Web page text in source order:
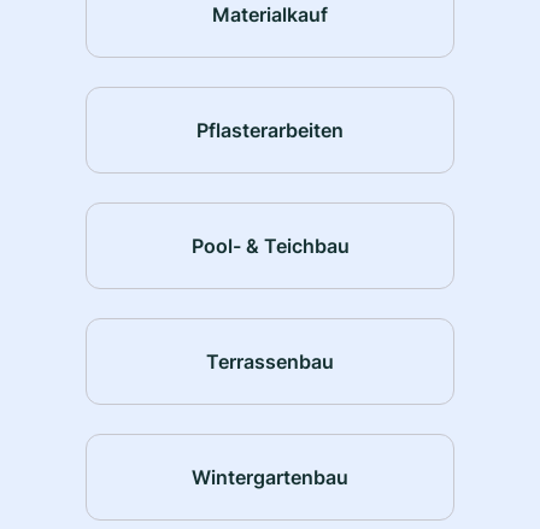
Materialkauf
Pflasterarbeiten
Pool- & Teichbau
Terrassenbau
Wintergartenbau